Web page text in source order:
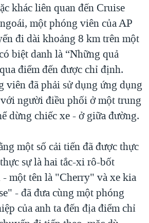
khác liên quan đến Cruise
một phóng viên của AP
đi dài khoảng 8 km trên một
biệt danh là “Những quả
điểm đến được chỉ định.
viên đã phải sử dụng ứng dụng
người điều phối ở một trung
dừng chiếc xe - ở giữa đường.
một số cải tiến đã được thực
sự là hai tắc-xi rô-bốt
- một tên là "Cherry" và xe kia
- đã đưa cùng một phóng
của anh ta đến địa điểm chỉ